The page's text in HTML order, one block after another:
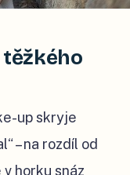
up skryje
– na rozdíl od
horku snáz